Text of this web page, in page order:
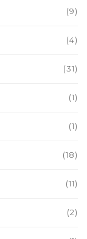
(9)
(4)
(31)
(1)
(1)
(18)
(11)
(2)